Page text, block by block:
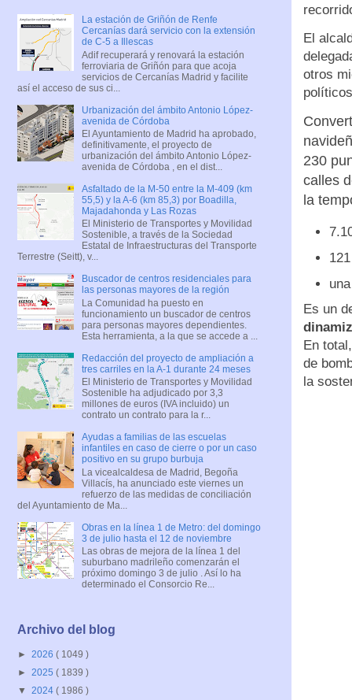
El
otros
230
calles
la
Es un
En
de
la
La estación de Griñón de Renfe
Cercanías dará servicio con la extensión
de C-5 a Illescas
Adif recuperará y renovará la estación
ferroviaria de Griñón para que acoja
servicios de Cercanías Madrid y facilite
así el acceso de sus ci...
Urbanización del ámbito Antonio López-
avenida de Córdoba
El Ayuntamiento de Madrid ha aprobado,
definitivamente, el proyecto de
urbanización del ámbito Antonio López-
avenida de Córdoba , en el dist...
Asfaltado de la M-50 entre la M-409 (km
55,5) y la A-6 (km 85,3) por Boadilla,
Majadahonda y Las Rozas
El Ministerio de Transportes y Movilidad
Sostenible, a través de la Sociedad
Estatal de Infraestructuras del Transporte
Terrestre (Seitt), v...
Buscador de centros residenciales para
las personas mayores de la región
La Comunidad ha puesto en
funcionamiento un buscador de centros
para personas mayores dependientes.
Esta herramienta, a la que se accede a ...
Redacción del proyecto de ampliación a
tres carriles en la A-1 durante 24 meses
El Ministerio de Transportes y Movilidad
Sostenible ha adjudicado por 3,3
millones de euros (IVA incluido) un
contrato un contrato para la r...
Ayudas a familias de las escuelas
infantiles en caso de cierre o por un caso
positivo en su grupo burbuja
La vicealcaldesa de Madrid, Begoña
Villacís, ha anunciado este viernes un
refuerzo de las medidas de conciliación
del Ayuntamiento de Ma...
Obras en la línea 1 de Metro: del domingo
3 de julio hasta el 12 de noviembre
Las obras de mejora de la línea 1 del
suburbano madrileño comenzarán el
próximo domingo 3 de julio . Así lo ha
determinado el Consorcio Re...
Archivo del blog
► 2026 ( 1049 )
► 2025 ( 1839 )
▼ 2024 ( 1986 )